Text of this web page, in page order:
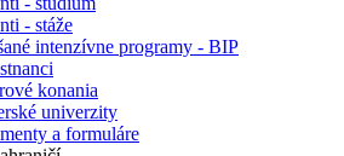
- stáže
intenzívne programy - BIP
konania
univerzity
a formuláre